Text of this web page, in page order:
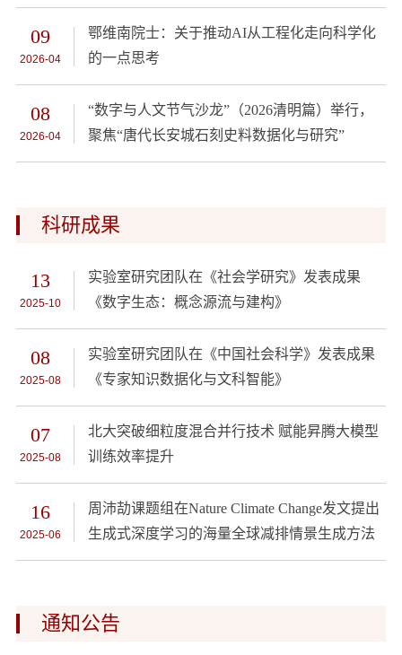
09
2026-04
鄂维南院士：关于推动AI从工程化走向科学化
的一点思考
08
2026-04
“数字与人文节气沙龙”（2026清明篇）举行，
聚焦“唐代长安城石刻史料数据化与研究”
科研成果
13
2025-10
实验室研究团队在《社会学研究》发表成果
《数字生态：概念源流与建构》
08
2025-08
实验室研究团队在《中国社会科学》发表成果
《专家知识数据化与文科智能》
07
2025-08
北大突破细粒度混合并行技术 赋能昇腾大模型
训练效率提升
16
2025-06
周沛劼课题组在Nature Climate Change发文提出
生成式深度学习的海量全球减排情景生成方法
通知公告